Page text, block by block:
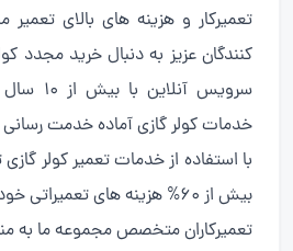
تعمیرکار و هزینه های بالای
کنندگان عزیز به دنبال خرید مجدد
سرویس
خدمات کولر گازی آماده خدمت
با استفاده از خدمات تعمیر کولر
بیش از ۶۰% هزینه های تعمیراتی خود صرفه جویی کنید.
تعمیرکاران متخصص مجموعه ما به